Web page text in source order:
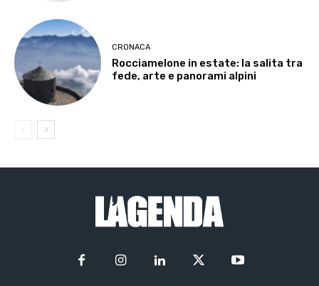
CRONACA
Rocciamelone in estate: la salita tra
fede, arte e panorami alpini